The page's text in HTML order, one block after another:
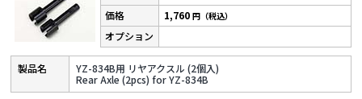
YZ-834B用 リヤアクスル (2個入)
Rear Axle (2pcs) for YZ-834B
1,760円（税込）